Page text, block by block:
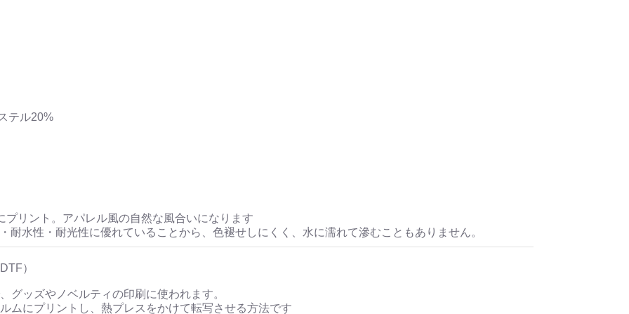
テル20%
プリント。アパレル風の自然な風合いになります
耐水性・耐光性に優れていることから、色褪せしにくく、水に濡れて滲むこともありません。
）
グッズやノベルティの印刷に使われます。
ムにプリントし、熱プレスをかけて転写させる方法です